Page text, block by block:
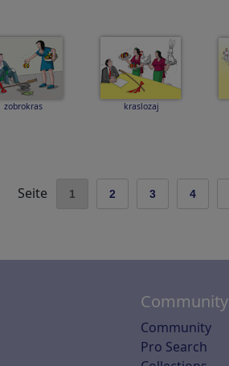
zobrokras kraslozaj
Seite 1 2 3 4
Community
Community
Pro Search